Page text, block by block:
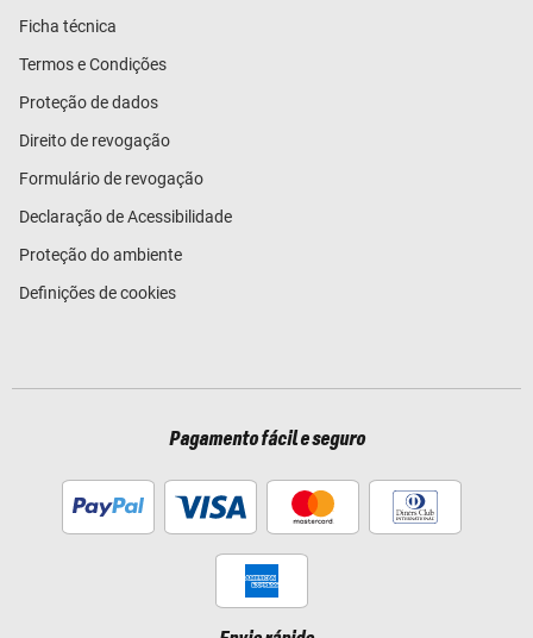
Ficha técnica
Termos e Condições
Proteção de dados
Direito de revogação
Formulário de revogação
Declaração de Acessibilidade
Proteção do ambiente
Definições de cookies
Pagamento fácil e seguro